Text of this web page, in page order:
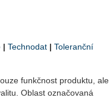
| Technodat | Toleranční
funkč­nost pro­duk­tu, ale
Ob­last ozna­čo­va­ná